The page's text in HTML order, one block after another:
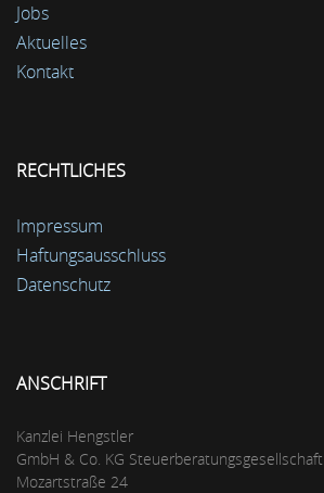
Jobs
Aktuelles
Kontakt
RECHTLICHES
Impressum
Haftungsausschluss
Datenschutz
ANSCHRIFT
Kanzlei Hengstler
GmbH & Co. KG Steuerberatungsgesellschaft
Mozartstraße 24